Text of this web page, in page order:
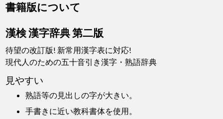
書籍版について
漢検 漢字辞典 第二版
待望の改訂版! 新常用漢字表に対応!
現代人のための五十音引き漢字・熟語辞典
見やすい
熟語等の見出しの字が大きい。
手書きに近い教科書体を使用。